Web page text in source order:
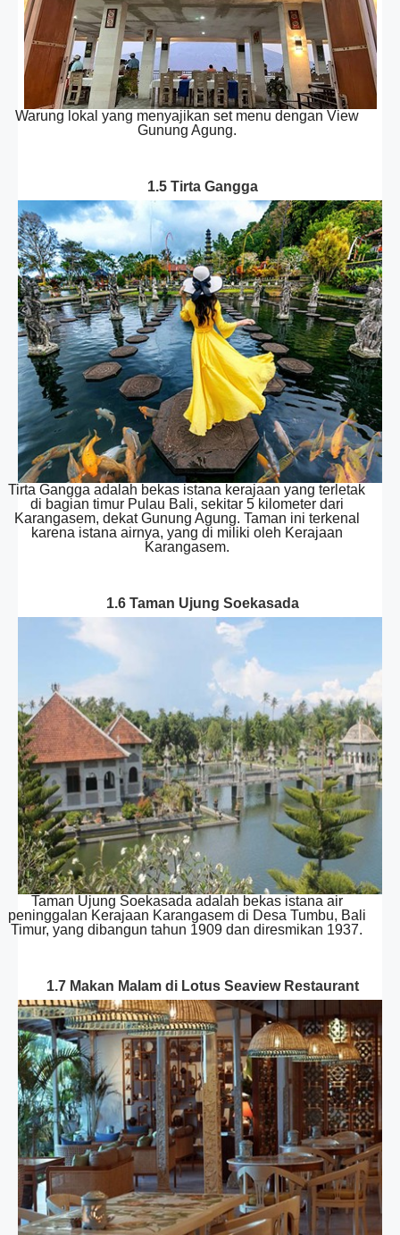
Warung lokal yang menyajikan set menu dengan View
Gunung Agung.
1.5 Tirta Gangga
Tirta Gangga adalah bekas istana kerajaan yang terletak
di bagian timur Pulau Bali, sekitar 5 kilometer dari
Karangasem, dekat Gunung Agung. Taman ini terkenal
karena istana airnya, yang di miliki oleh Kerajaan
Karangasem.
1.6 Taman Ujung Soekasada
Taman Ujung Soekasada adalah bekas istana air
peninggalan Kerajaan Karangasem di Desa Tumbu, Bali
Timur, yang dibangun tahun 1909 dan diresmikan 1937.
1.7 Makan Malam di Lotus Seaview Restaurant